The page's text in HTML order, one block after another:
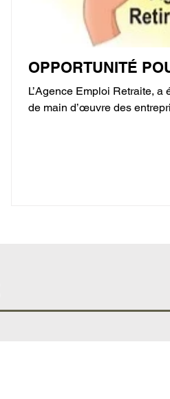
OPPORTUNITÉ
L’Agence Emploi Retraite, a
de main d’œuvre des